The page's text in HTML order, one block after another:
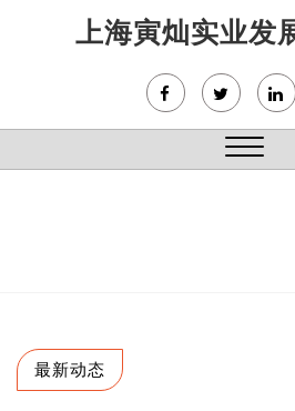
上海寅灿实业发
Close
最新动态